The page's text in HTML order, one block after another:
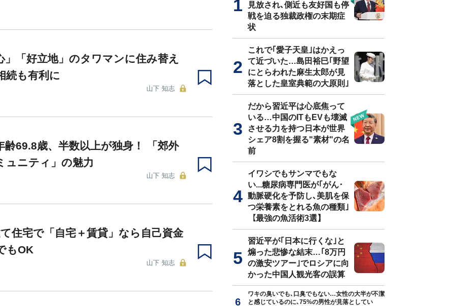
」「好立地」のタワマンに住み替え
続も有利に
山下 知志
齢69.8歳、半数以上が独身！ 「郊外
ュニティ」の魅力
山下 知志
住宅で「自宅＋賃貸」なら自己資金
もOK
山下 知志
見放され､側近も友好国も停
戦を迫る独裁政権の末期症
状
これで｢愛子天皇｣はかえっ
て近づいた…島田裕巳｢野望
にとらわれた麻生太郎が見
落とした皇室典範の大原則｣
だから習近平は心底焦って
いる…中国のITもEVも壊滅
させる力を持つ日本が世界
シェア8割を握る"素材"の名
前
イワシでもサンマでもな
い...糖尿病専門医が｢がん･
動脈硬化を予防し､美肌を保
つ栄養素をとれる魚の種類｣
【最強の魚活術3選】
習近平が｢日本に行くな｣と
煽った悲惨な結末…｢8万円
の激安ツアー｣でロシアに向
かった中国人観光客の誤算
ワキの臭いでも､口臭でもない…女性の大半が不潔
と感じているのに､75%の男性が見落としてい